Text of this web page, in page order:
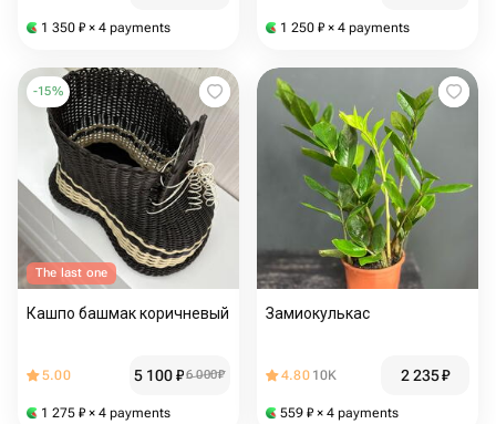
1 350 ₽ × 4 payments 1 250 ₽ × 4 payments
-15%
The last one
Кашпо башмак коричневый
5.00 5 100₽6 000₽
1 275 ₽ × 4 payments
Замиокулькас
4.80 10K 2 235₽
559 ₽ × 4 payments